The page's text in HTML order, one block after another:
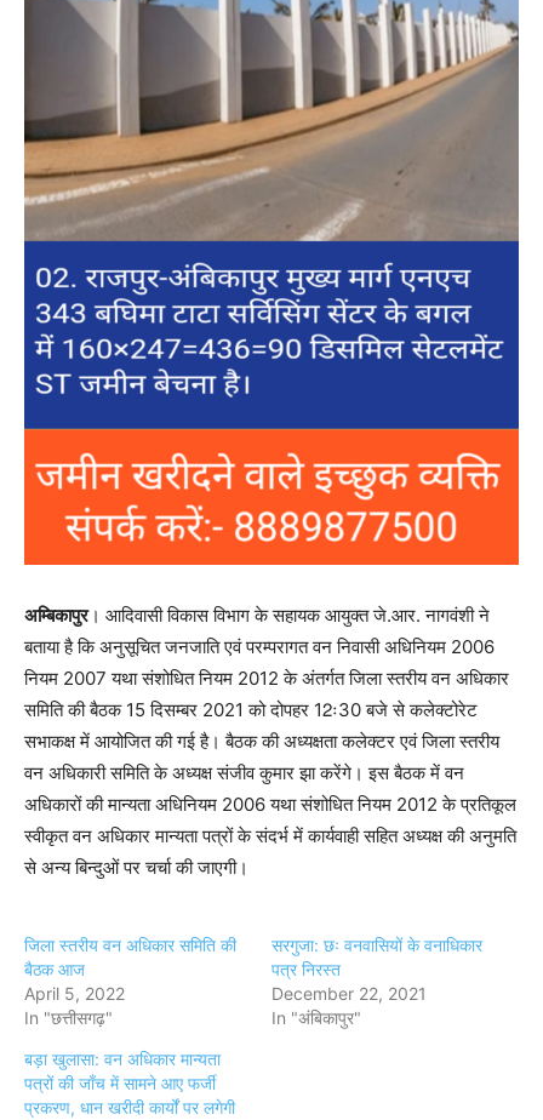
अम्बिकापुर। आदिवासी विकास विभाग के सहायक आयुक्त जे.आर. नागवंशी ने
बताया है कि अनुसूचित जनजाति एवं परम्परागत वन निवासी अधिनियम 2006
नियम 2007 यथा संशोधित नियम 2012 के अंतर्गत जिला स्तरीय वन अधिकार
समिति की बैठक 15 दिसम्बर 2021 को दोपहर 12ः30 बजे से कलेक्टोरेट
सभाकक्ष में आयोजित की गई है। बैठक की अध्यक्षता कलेक्टर एवं जिला स्तरीय
वन अधिकारी समिति के अध्यक्ष संजीव कुमार झा करेंगे। इस बैठक में वन
अधिकारों की मान्यता अधिनियम 2006 यथा संशोधित नियम 2012 के प्रतिकूल
स्वीकृत वन अधिकार मान्यता पत्रों के संदर्भ में कार्यवाही सहित अध्यक्ष की अनुमति
से अन्य बिन्दुओं पर चर्चा की जाएगी।
जिला स्तरीय वन अधिकार समिति की
बैठक आज
April 5, 2022
In "छत्तीसगढ़"
सरगुजा: छः वनवासियों के वनाधिकार
पत्र निरस्त
December 22, 2021
In "अंबिकापुर"
बड़ा खुलासा: वन अधिकार मान्यता
पत्रों की जाँच में सामने आए फर्जी
प्रकरण, धान खरीदी कार्यों पर लगेगी